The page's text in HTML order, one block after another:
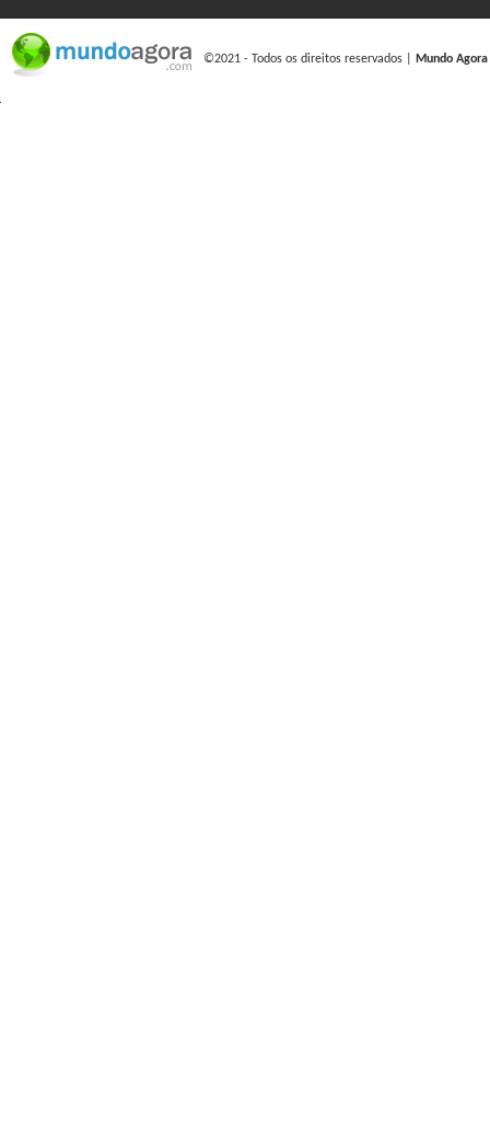
©2021 - Todos os direitos reservados | Mundo Agora